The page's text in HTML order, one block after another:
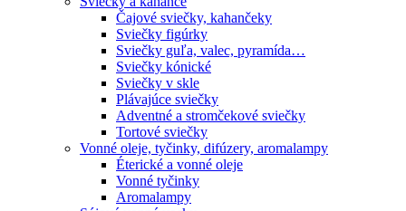
Čajové sviečky, kahančeky
Sviečky figúrky
Sviečky guľa, valec, pyramída…
Sviečky kónické
Sviečky v skle
Plávajúce sviečky
Adventné a stromčekové sviečky
Tortové sviečky
Vonné oleje, tyčinky, difúzery, aromalampy
Éterické a vonné oleje
Vonné tyčinky
Aromalampy